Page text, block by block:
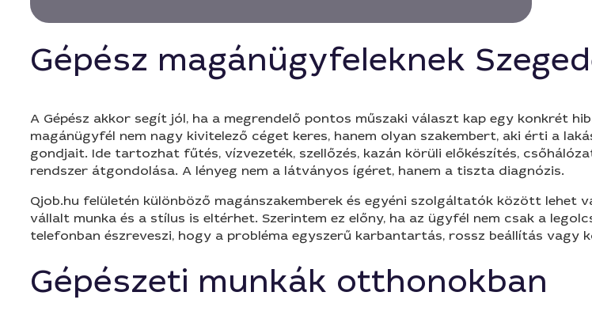
Gépész magánügyfeleknek
A Gépész akkor segít jól, ha a megrendelő pontos műszaki választ kap egy konkrét
magánügyfél nem nagy kivitelező céget keres, hanem olyan szakembert, aki érti a
gondjait. Ide tartozhat fűtés, vízvezeték, szellőzés, kazán körüli előkészítés,
rendszer átgondolása. A lényeg nem a látványos ígéret, hanem a tiszta diagnózis.
Qjob.hu felületén különböző magánszakemberek és egyéni szolgáltatók között lehet
vállalt munka és a stílus is eltérhet. Szerintem ez előny, ha az ügyfél nem csak a
telefonban észreveszi, hogy a probléma egyszerű karbantartás, rossz beállítás vagy
Gépészeti munkák otthonokban